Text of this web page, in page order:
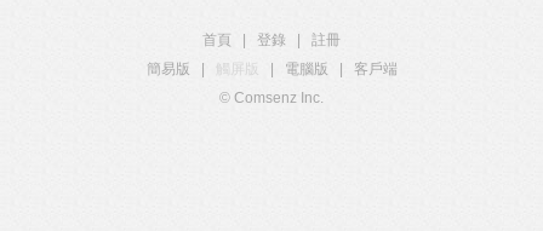
首頁 登錄
註冊
簡易版
觸屏版 電腦版
客戶端
© Comsenz Inc.